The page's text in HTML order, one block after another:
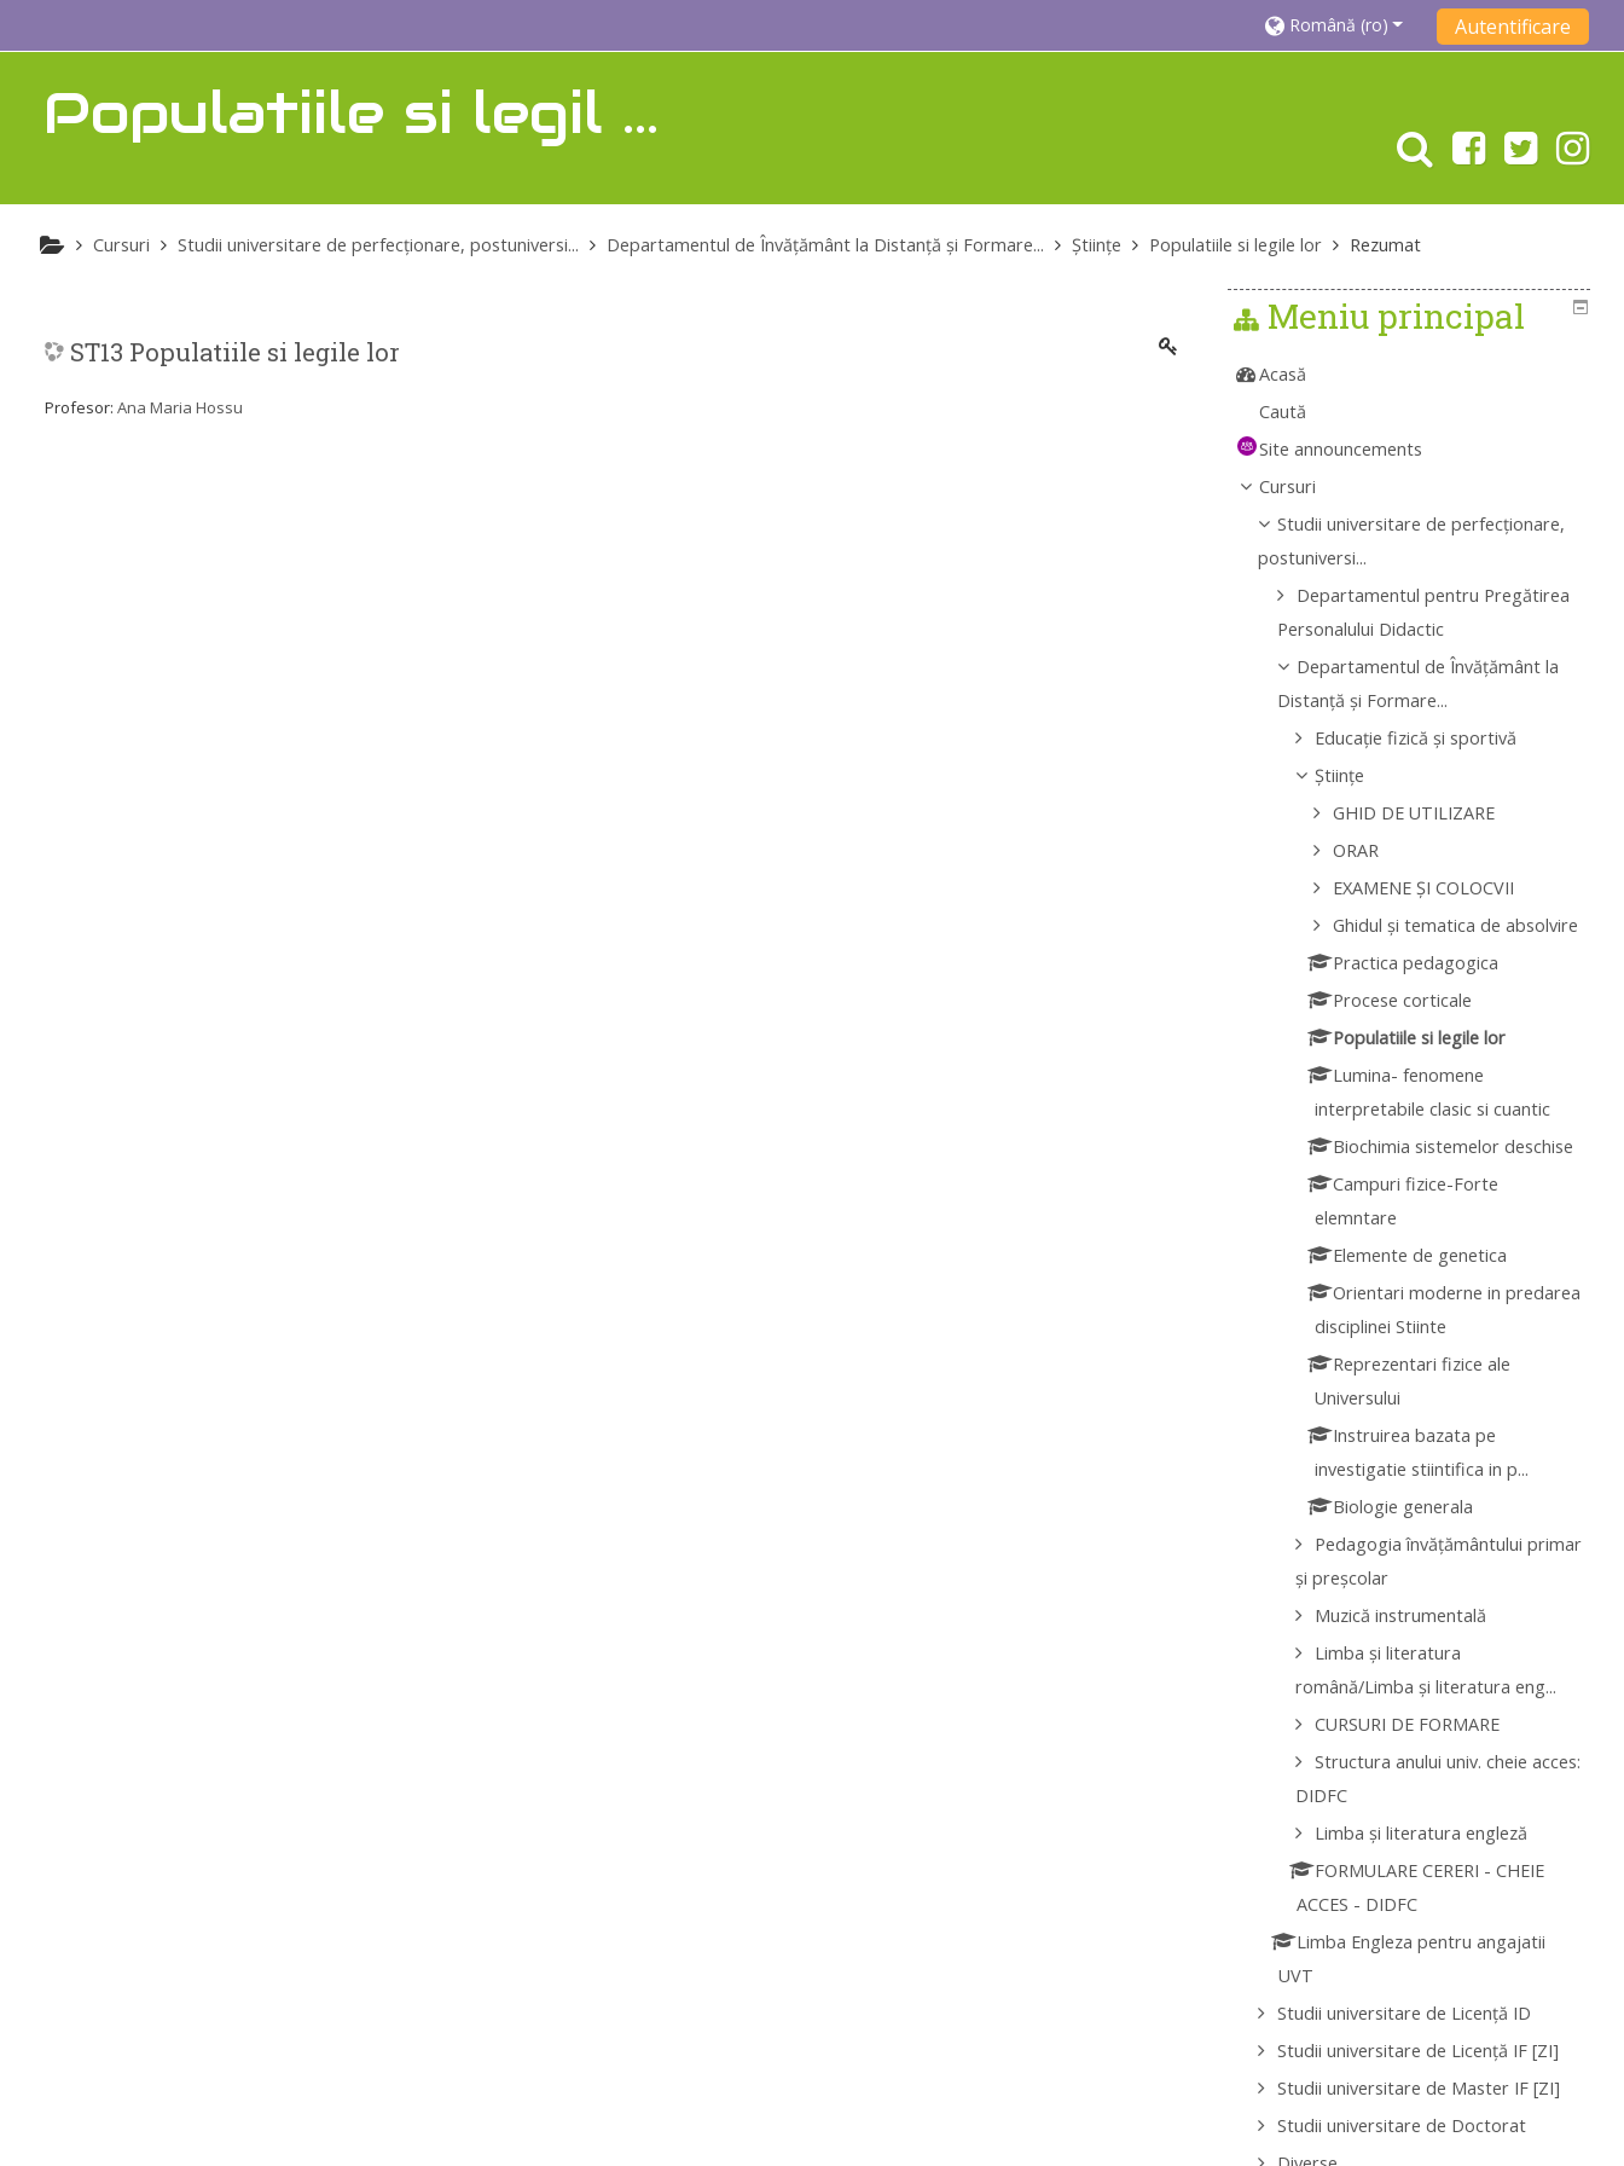
Română ‎(ro)‎ Autentificare
Populatiile si legil ...
Cursuri Studii universitare de perfecţionare, postuniversi... Departamentul de Învăţământ la Distanţă şi Formare... Științe Populatiile si legile lor Rezumat
ST13 Populatiile si legile lor
Profesor:Ana Maria Hossu
Meniu principal
Acasă
Caută
Site announcements
Cursuri
Studii universitare de perfecţionare,
postuniversi...
Departamentul pentru Pregătirea
Personalului Didactic
Departamentul de Învăţământ la
Distanţă şi Formare...
Educație fizică și sportivă
Științe
GHID DE UTILIZARE
ORAR
EXAMENE ȘI COLOCVII
Ghidul și tematica de absolvire
Practica pedagogica
Procese corticale
Populatiile si legile lor
Lumina- fenomene
interpretabile clasic si cuantic
Biochimia sistemelor deschise
Campuri fizice-Forte
elemntare
Elemente de genetica
Orientari moderne in predarea
disciplinei Stiinte
Reprezentari fizice ale
Universului
Instruirea bazata pe
investigatie stiintifica in p...
Biologie generala
Pedagogia învățământului primar
și preșcolar
Muzică instrumentală
Limba și literatura
română/Limba și literatura eng...
CURSURI DE FORMARE
Structura anului univ. cheie acces:
DIDFC
Limba și literatura engleză
FORMULARE CERERI - CHEIE
ACCES - DIDFC
Limba Engleza pentru angajatii
UVT
Studii universitare de Licenţă ID
Studii universitare de Licenţă IF [ZI]
Studii universitare de Master IF [ZI]
Studii universitare de Doctorat